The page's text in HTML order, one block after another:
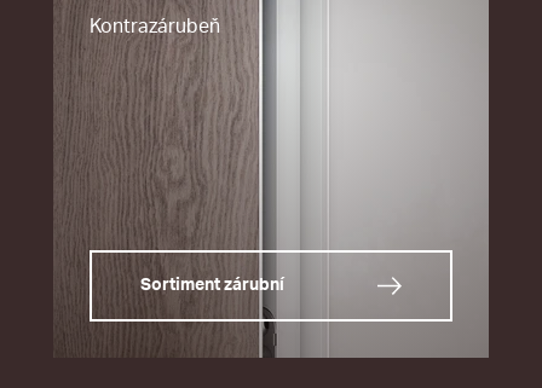
Kontrazárubeň
Sortiment zárubní